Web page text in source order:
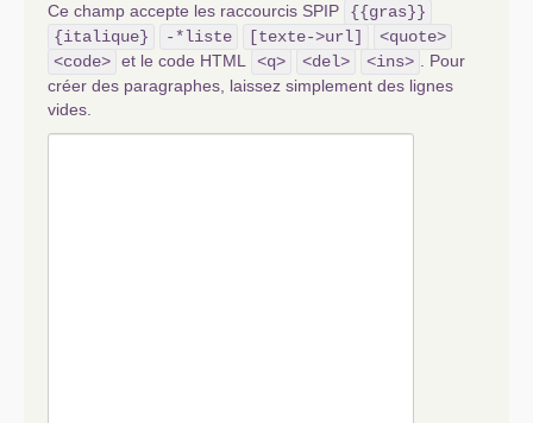
Ce champ accepte les raccourcis SPIP
{{gras}}
{italique}
-*liste [texte->url]
<quote>
<code> et le code HTML <q> <del> <ins>
. Pour
créer des paragraphes, laissez simplement des lignes
vides.